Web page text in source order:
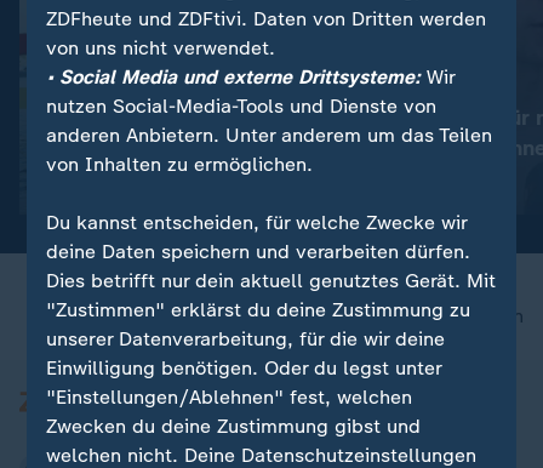
Schwimm-EM:
Gose: "Ich bin sehr froh,
sehr erleichtert"
Schwimm-EM
Wellbrock: "Für
schwerste
nach oben
ZDFheute und ZDFtivi. Daten von Dritten werden
von uns nicht verwendet.
• Social Media und externe Drittsysteme:Wir
nutzen Social-Media-Tools und Dienste von
anderen Anbietern. Unter anderem um das Teilen
von Inhalten zu ermöglichen.
Du kannst entscheiden, für welche Zwecke wir
deine Daten speichern und verarbeiten dürfen.
Dies betrifft nur dein aktuell genutztes Gerät. Mit
"Zustimmen" erklärst du deine Zustimmung zu
unserer Datenverarbeitung, für die wir deine
Einwilligung benötigen. Oder du legst unter
"Einstellungen/Ablehnen" fest, welchen
Zwecken du deine Zustimmung gibst und
welchen nicht. Deine Datenschutzeinstellungen